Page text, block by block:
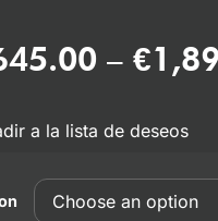
– €
a la lista de deseos